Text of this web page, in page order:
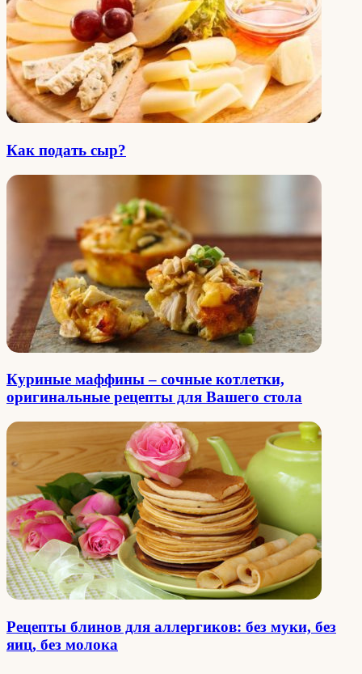
Как подать сыр?
Куриные маффины – сочные котлетки,
оригинальные рецепты для Вашего стола
Рецепты блинов для аллергиков: без муки, без
яиц, без молока